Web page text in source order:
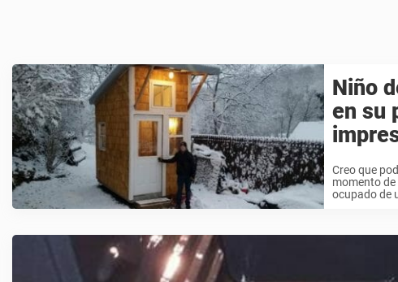
Niño
en su
Creo que
momento
ocupado de